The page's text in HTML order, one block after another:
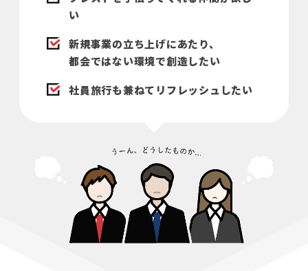
い
新規事業の⽴ち上げにあたり、
都会ではない環境で創造したい
社員旅⾏も兼ねてリフレッシュしたい